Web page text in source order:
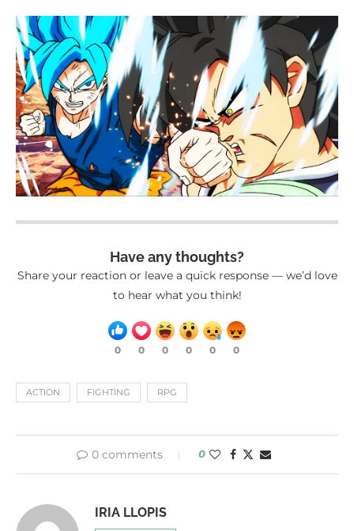
Have any thoughts?
Share your reaction or leave a quick response — we’d love
to hear what you think!
0 0 0 0 0 0
ACTION FIGHTING RPG
0 comments 0
IRIA LLOPIS